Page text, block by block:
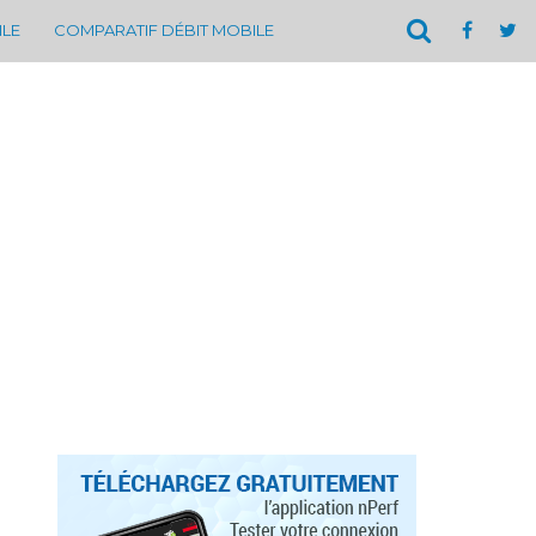
COMPARATIF DÉBIT MOBILE